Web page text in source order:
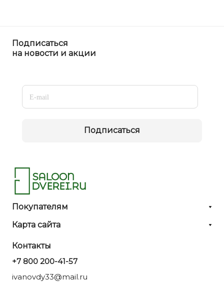
Подписаться
на новости и акции
Подписаться
Покупателям
Карта сайта
Контакты
+7 800 200-41-57
ivanovdy33@mail.ru